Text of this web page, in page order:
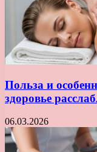
Польза и
здоровье
06.03.2026